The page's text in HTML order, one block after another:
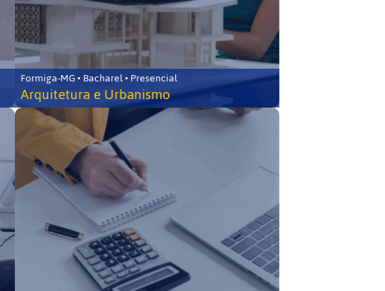
Formiga-MG • Bacharel • Presencial
Arquitetura e Urbanismo